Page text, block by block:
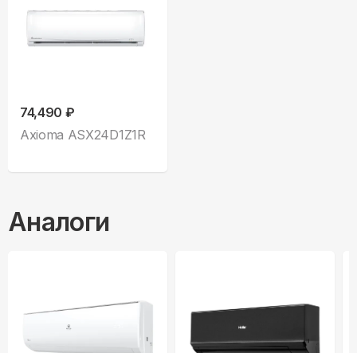
74,490 ₽
Axioma ASX24D1Z1R
Аналоги